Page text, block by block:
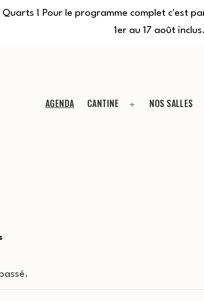
! Pour le programme complet c'est
1er au 17 août inclus.
AGENDA CANTINE NOS SALLES